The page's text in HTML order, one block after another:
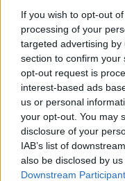
If you wish to opt-out
processing of your
targeted advertising
section to confirm your
opt-out request is
interest-based ads
us or personal
your opt-out. You may
disclosure of your
IAB’s list of
also be disclosed by
Downstream
karmesterük,
dirigens, a velük
pedig "briliáns".
mit egy pohár
briliáns, hogy a
zongorát
alkalmas lenne, ha
aztán még utálni
unatkoznak
Fesztiválnak egy
jobb lesz.